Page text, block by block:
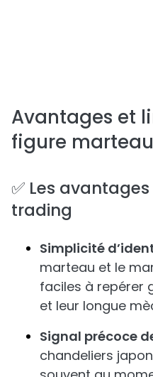
Avantages et
figure
✅ Les
trading
Simplicité
marteau et le
faciles à repérer
et leur longue
Signal précoce
chandeliers
souvent au